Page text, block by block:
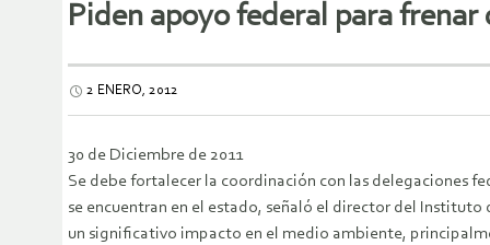
Piden apoyo federal para
2 ENERO, 2012
30 de Diciembre de 2011
Se debe fortalecer la coordinación con las delegaciones
se encuentran en el estado, señaló el director del Instituto
un significativo impacto en el medio ambiente,